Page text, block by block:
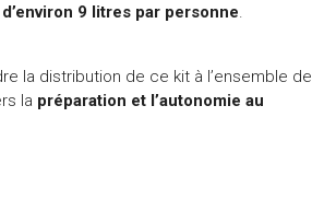
d’environ 9 litres par personne.
la distribution de ce kit à l’ensemble de
la préparation et l’autonomie au